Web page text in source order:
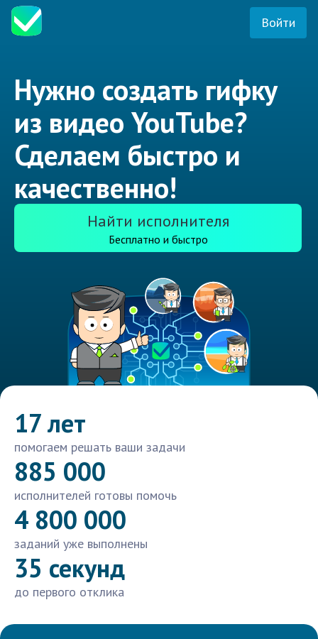
Войти
Нужно создать гифку
из видео YouTube?
Сделаем быстро и
качественно!
Найти исполнителя
Бесплатно и быстро
17 лет
помогаем решать ваши задачи
885 000
исполнителей готовы помочь
4 800 000
заданий уже выполнены
35 секунд
до первого отклика